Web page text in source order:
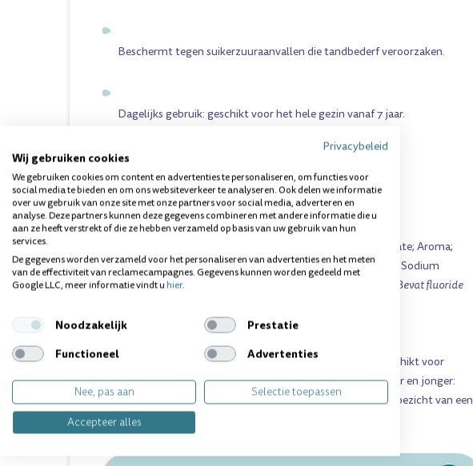
Beschermt tegen suikerzuuraanvallen die tandbederf veroorzaken.
Dagelijks gebruik: geschikt voor het hele gezin vanaf 7 jaar.
Frisse mintsmaak: langdurig schoon en fris gevoel.
INGREDIËNTEN
Aqua; Hydrated Silica; Sorbitol; Glycerin; Sodium Lauryl Sulfate; Aroma;
Xanthan Gum; Sodium Monofluorophosphate; Carrageenan; Sodium
Saccharin; Titanium Dioxide; Limonene; CI 74160; CI 74260,
Bevat fluoride
GEBRUIK
Poets tweemaal daags gedurende minimaal 2 minuten. Geschikt voor
volwassenen en kinderen vanaf 7 jaar. Voor kinderen van 6 jaar en jonger:
gebruik een hoeveelheid ter grootte van een erwt en onder toezicht van een
volwassene.
Privacybeleid
Wij gebruiken cookies
We gebruiken cookies om content en advertenties te personaliseren, om functies voor
social media te bieden en om ons websiteverkeer te analyseren. Ook delen we informatie
over uw gebruik van onze site met onze partners voor social media, adverteren en
analyse. Deze partners kunnen deze gegevens combineren met andere informatie die u
aan ze heeft verstrekt of die ze hebben verzameld op basis van uw gebruik van hun
services.
De gegevens worden verzameld voor het personaliseren van advertenties en het meten
van de effectiviteit van reclamecampagnes. Gegevens kunnen worden gedeeld met
Google LLC, meer informatie vindt uhier.
Noodzakelijk
Prestatie
Functioneel
Advertenties
Nee, pas aan
Selectie toepassen
Accepteer alles